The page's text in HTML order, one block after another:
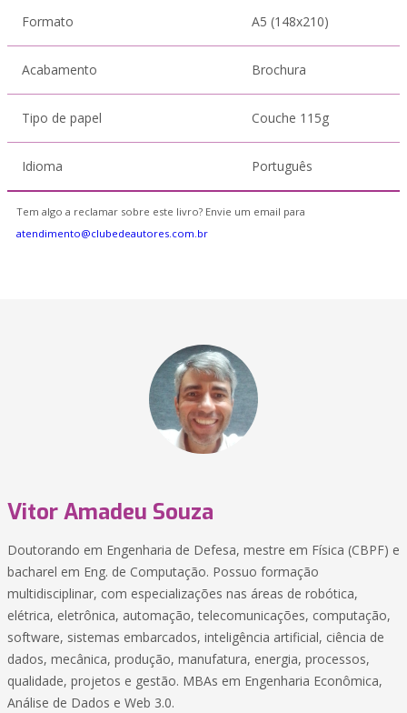
Formato A5 (148x210)
Acabamento Brochura
Tipo de papel Couche 115g
Idioma Português
Tem algo a reclamar sobre este livro? Envie um email para
atendimento@clubedeautores.com.br
Vitor Amadeu Souza
Doutorando em Engenharia de Defesa, mestre em Física (CBPF) e
bacharel em Eng. de Computação. Possuo formação
multidisciplinar, com especializações nas áreas de robótica,
elétrica, eletrônica, automação, telecomunicações, computação,
software, sistemas embarcados, inteligência artificial, ciência de
dados, mecânica, produção, manufatura, energia, processos,
qualidade, projetos e gestão. MBAs em Engenharia Econômica,
Análise de Dados e Web 3.0.